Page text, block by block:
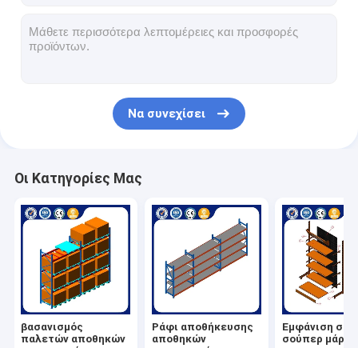
Να συνεχίσει
Οι Κατηγορίες Μας
βασανισμός
παλετών αποθηκών
Ράφι αποθήκευσης
αποθηκών
Εμφάνιση σε
σούπερ